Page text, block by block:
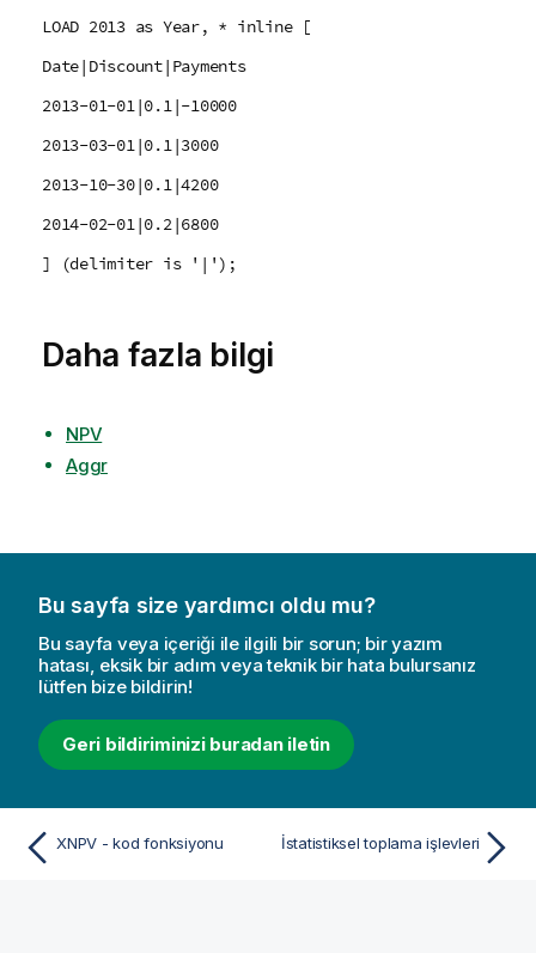
LOAD 2013 as Year, * inline [
Date|Discount|Payments
2013-01-01|0.1|-10000
2013-03-01|0.1|3000
2013-10-30|0.1|4200
2014-02-01|0.2|6800
] (delimiter is '|');
Daha fazla bilgi
NPV
Aggr
Bu sayfa size yardımcı oldu mu?
Bu sayfa veya içeriği ile ilgili bir sorun; bir yazım
hatası, eksik bir adım veya teknik bir hata bulursanız
lütfen bize bildirin!
Geri bildiriminizi buradan iletin
XNPV - kod fonksiyonu İstatistiksel toplama işlevleri